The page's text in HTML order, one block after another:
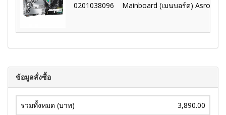
0201038096 Mainboard (เมนบอร์ด) Asrock
ข้อมูลสั่งซื้อ
รวมทั้งหมด (บาท)
3,890.00